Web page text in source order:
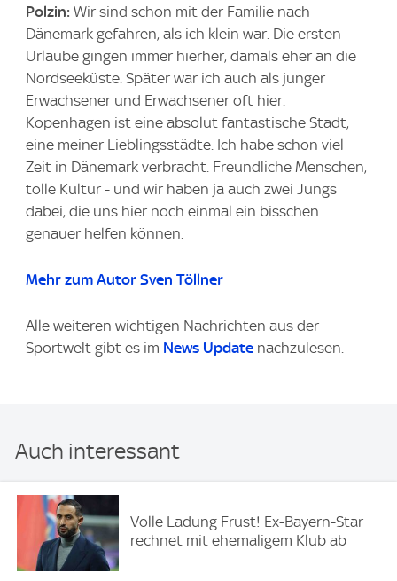
Polzin: Wir sind schon mit der Familie nach
Dänemark gefahren, als ich klein war. Die ersten
Urlaube gingen immer hierher, damals eher an die
Nordseeküste. Später war ich auch als junger
Erwachsener und Erwachsener oft hier.
Kopenhagen ist eine absolut fantastische Stadt,
eine meiner Lieblingsstädte. Ich habe schon viel
Zeit in Dänemark verbracht. Freundliche Menschen,
tolle Kultur - und wir haben ja auch zwei Jungs
dabei, die uns hier noch einmal ein bisschen
genauer helfen können.
Mehr zum Autor Sven Töllner
Alle weiteren wichtigen Nachrichten aus der
Sportwelt gibt es im News Update nachzulesen.
Auch interessant
Volle Ladung Frust! Ex-Bayern-Star
rechnet mit ehemaligem Klub ab